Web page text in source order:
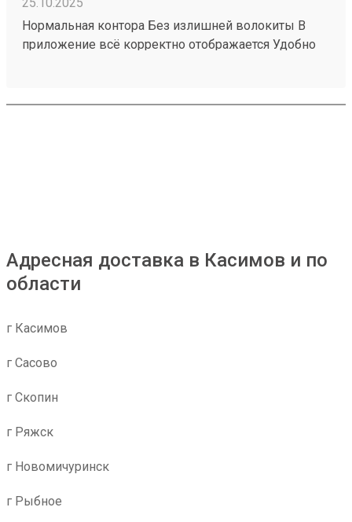
Нормальная контора Без излишней волокиты В
приложение всё корректно отображается Удобно
Адресная доставка в Касимов и по
области
г Касимов
г Сасово
г Скопин
г Ряжск
г Новомичуринск
г Рыбное